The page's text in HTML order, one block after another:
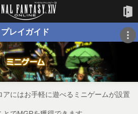
プレイガイド
アにはお手軽に遊べるミニゲームが設置